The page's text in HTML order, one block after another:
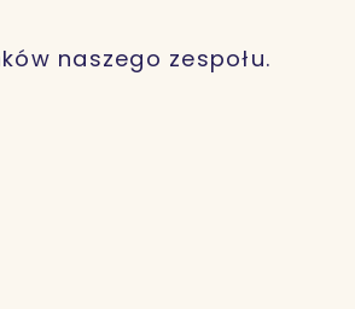
naszego zespołu.